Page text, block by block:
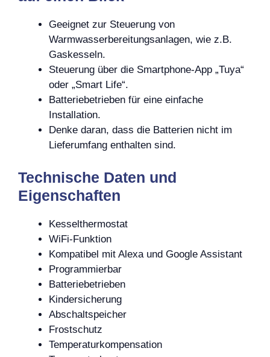
Geeignet zur Steuerung von
Warmwasserbereitungsanlagen, wie z.B.
Gaskesseln.
Steuerung über die Smartphone-App „Tuya“
oder „Smart Life“.
Batteriebetrieben für eine einfache
Installation.
Denke daran, dass die Batterien nicht im
Lieferumfang enthalten sind.
Technische Daten und
Eigenschaften
Kesselthermostat
WiFi-Funktion
Kompatibel mit Alexa und Google Assistant
Programmierbar
Batteriebetrieben
Kindersicherung
Abschaltspeicher
Frostschutz
Temperaturkompensation